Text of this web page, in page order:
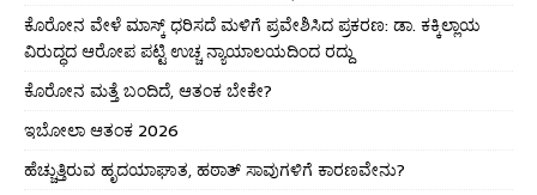
ಕೊರೋನ ವೇಳೆ ಮಾಸ್ಕ್ ಧರಿಸದೆ ಮಳಿಗೆ ಪ್ರವೇಶಿಸಿದ ಪ್ರಕರಣ: ಡಾ. ಕಕ್ಕಿಲ್ಲಾಯ
ವಿರುದ್ಧದ ಆರೋಪ ಪಟ್ಟಿ ಉಚ್ಚ ನ್ಯಾಯಾಲಯದಿಂದ ರದ್ದು
ಕೊರೋನ ಮತ್ತೆ ಬಂದಿದೆ, ಆತಂಕ ಬೇಕೇ?
ಇಬೋಲಾ ಆತಂಕ 2026
ಹೆಚ್ಚುತ್ತಿರುವ ಹೃದಯಾಘಾತ, ಹಠಾತ್ ಸಾವುಗಳಿಗೆ ಕಾರಣವೇನು?